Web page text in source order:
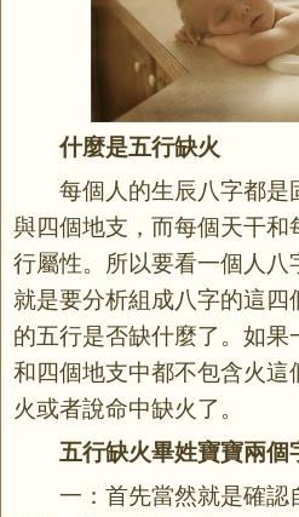
什麼是五行缺火
每個人的生辰八字都
與四個地支，而每個天干和
行屬性。所以要看一個人八
就是要分析組成八字的這
的五行是否缺什麼了。如
和四個地支中都不包含火這
火或者說命中缺火了。
五行缺火畢姓寶寶兩個
一：首先當然就是確